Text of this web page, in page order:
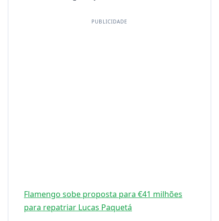
PUBLICIDADE
Flamengo sobe proposta para €41 milhões
para repatriar Lucas Paquetá